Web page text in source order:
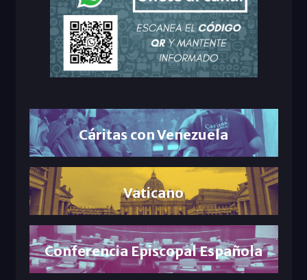
Cáritas con Venezuela
Vaticano
Conferencia Episcopal Española